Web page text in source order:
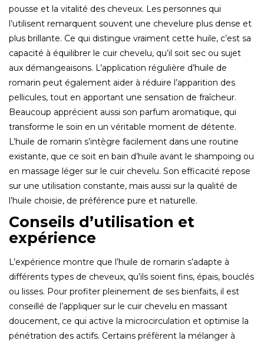
pousse et la vitalité des cheveux. Les personnes qui
l’utilisent remarquent souvent une chevelure plus dense et
plus brillante. Ce qui distingue vraiment cette huile, c’est sa
capacité à équilibrer le cuir chevelu, qu’il soit sec ou sujet
aux démangeaisons. L’application régulière d’huile de
romarin peut également aider à réduire l’apparition des
pellicules, tout en apportant une sensation de fraîcheur.
Beaucoup apprécient aussi son parfum aromatique, qui
transforme le soin en un véritable moment de détente.
L’huile de romarin s’intègre facilement dans une routine
existante, que ce soit en bain d’huile avant le shampoing ou
en massage léger sur le cuir chevelu. Son efficacité repose
sur une utilisation constante, mais aussi sur la qualité de
l’huile choisie, de préférence pure et naturelle.
Conseils d’utilisation et
expérience
L’expérience montre que l’huile de romarin s’adapte à
différents types de cheveux, qu’ils soient fins, épais, bouclés
ou lisses. Pour profiter pleinement de ses bienfaits, il est
conseillé de l’appliquer sur le cuir chevelu en massant
doucement, ce qui active la microcirculation et optimise la
pénétration des actifs. Certains préfèrent la mélanger à